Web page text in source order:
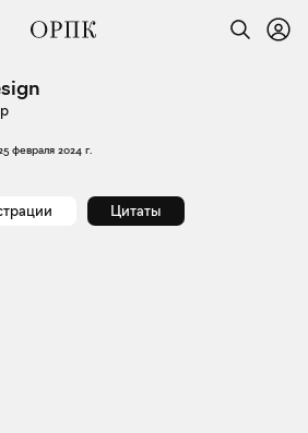
февраля 2024 г.
Цитаты